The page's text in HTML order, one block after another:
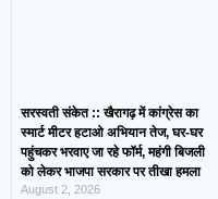
सरस्वती संकेत :: खैरागढ़ में कांग्रेस का
स्मार्ट मीटर हटाओ अभियान तेज, घर-घर
पहुंचकर भरवाए जा रहे फॉर्म, महंगी बिजली
को लेकर भाजपा सरकार पर तीखा हमला
August 2, 2026